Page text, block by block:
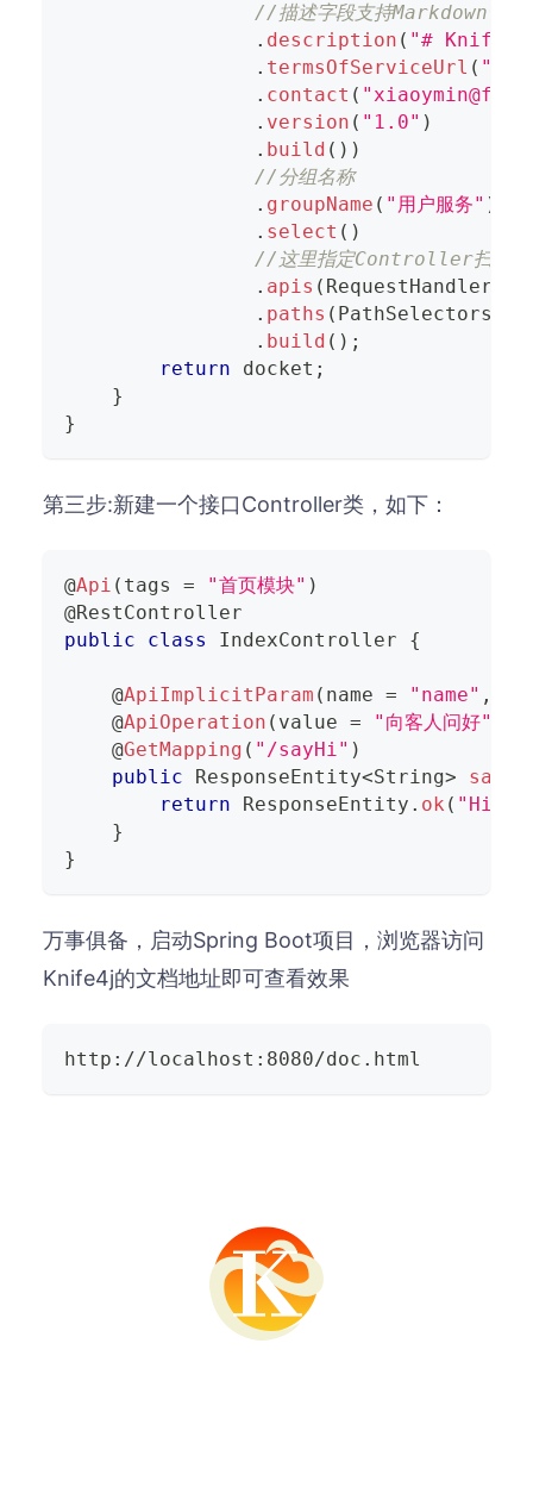
//描述字段支持Markdown语法
. description ( "# Knife4j
. termsOfServiceUrl (
. contact (
. version ( "1.0" )
. build ( ) )
//分组名称
. groupName ( "用户服务" )
. select ( )
//这里指定Controller扫描包
. apis (
. paths ( PathSelectors
. build ( ) ;
return docket ;
}
}
第三步:新建一个接口Controller类，如下：
@Api ( tags = "首页模块" )
@RestController
public
class IndexController {
    @
ApiImplicitParam ( name = "name" ,
    @
ApiOperation ( value = "向客人问好"
    @
GetMapping ( "/sayHi" )
public
ResponseEntity<String> sayHi
return
ResponseEntity . ok ( "Hi:"
}
}
万事俱备，启动Spring Boot项目，浏览器访问
Knife4j的文档地址即可查看效果
http://localhost:8080/doc.html